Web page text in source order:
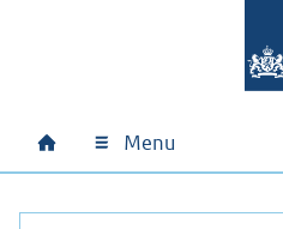
Hoofdnavigatie
Home Menu